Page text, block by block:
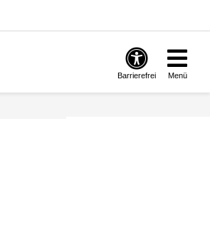
Barrierefrei Menü